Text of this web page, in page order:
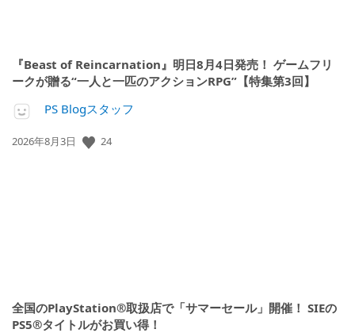
『Beast of Reincarnation』明日8月4日発売！ ゲームフリ
ークが贈る“一人と一匹のアクションRPG”【特集第3回】
PS Blogスタッフ
公
2026年8月3日 24
全国のPlayStation®取扱店で「サマーセール」開催！ SIEの
PS5®タイトルがお買い得！